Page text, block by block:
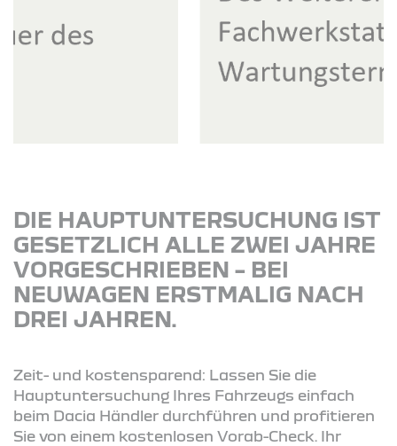
DIE HAUPTUNTERSUCHUNG IST
GESETZLICH ALLE ZWEI JAHRE
VORGESCHRIEBEN – BEI
NEUWAGEN ERSTMALIG NACH
DREI JAHREN.
Zeit- und kostensparend: Lassen Sie die
Hauptuntersuchung Ihres Fahrzeugs einfach
beim Dacia Händler durchführen und profitieren
Sie von einem kostenlosen Vorab-Check. Ihr